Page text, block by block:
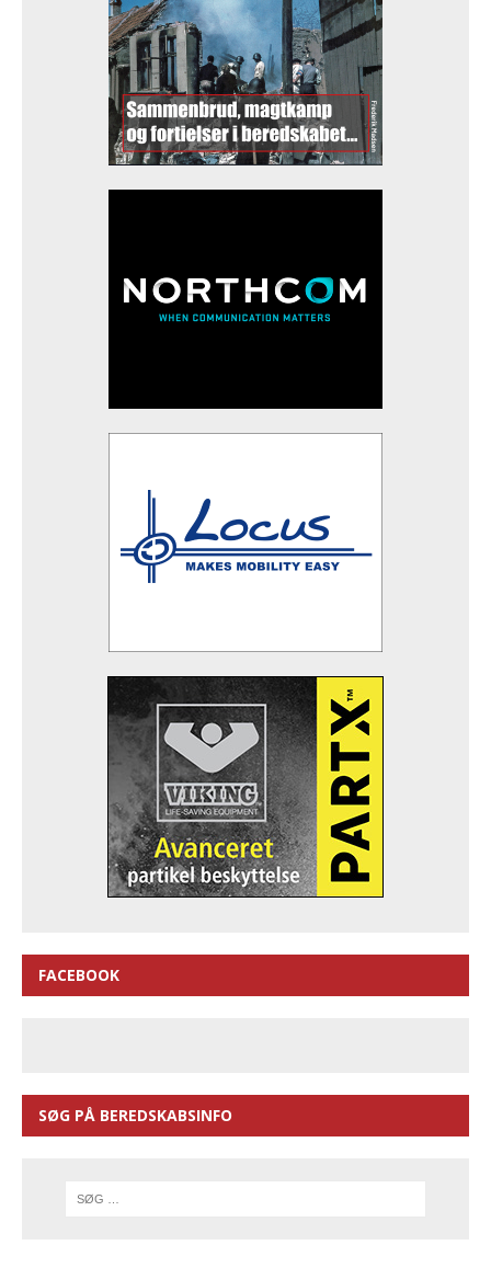
FACEBOOK
SØG PÅ BEREDSKABSINFO